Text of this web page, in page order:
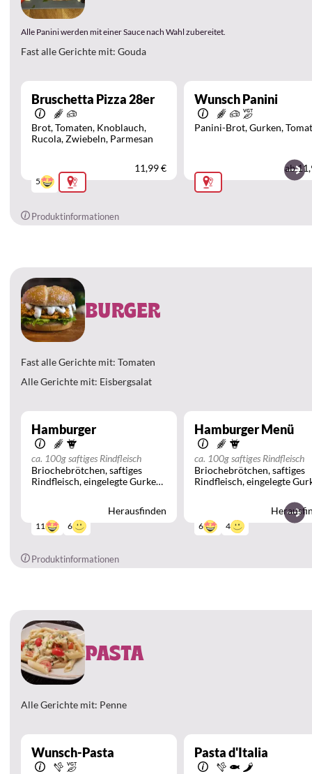
Alle Panini werden mit einer Sauce nach Wahl zubereitet.
Fast alle Gerichte mit: Gouda
Bruschetta Pizza 28er
Brot Tomaten Knoblauch
Rucola Zwiebeln Parmesan
11,99 €
5
Wunsch Panini
Panini-Brot Gurken
ab
Produktinformationen
BURGER
Fast alle Gerichte mit: Tomaten
Alle Gerichte mit: Eisbergsalat
Hamburger
ca. 100g saftiges Rindfleisch
Briochebrötchen saftiges
Rindfleisch eingelegte Gurken
Herausfinden
11 6
Hamburger Menü
ca. 100g saftiges Rindfleisch
Briochebrötchen saftiges
Rindfleisch eingelegte
6 4
Produktinformationen
PASTA
Alle Gerichte mit: Penne
Wunsch-Pasta Pasta d'Italia